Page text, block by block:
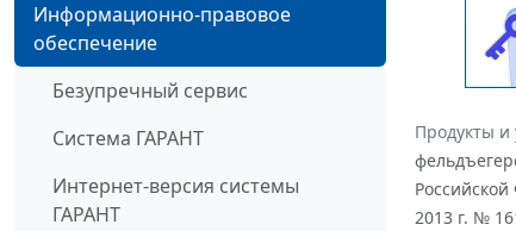
Информационно-правовое
обеспечение
Безупречный сервис
Система ГАРАНТ
Интернет-версия системы
ГАРАНТ
Продукты и
2013 г. №